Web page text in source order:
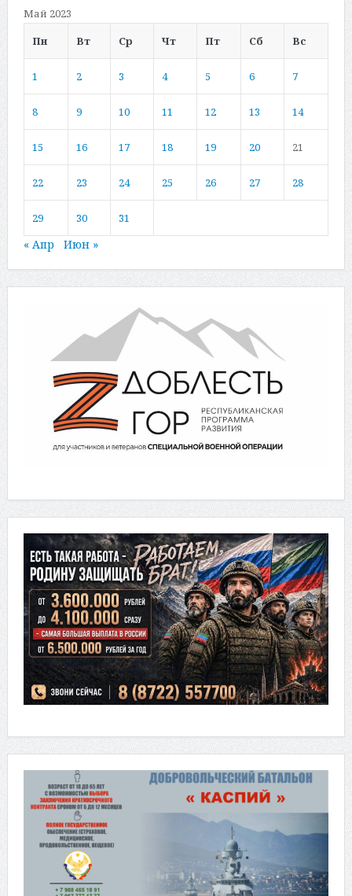
Май 2023
Пн
Вт Ср Чт Пт Сб Вс
1 2 3 4 5 6 7
8 9 10 11 12 13 14
15 16 17 18 19 20 21
22 23 24 25 26 27 28
29 30 31
« Апр Июн »